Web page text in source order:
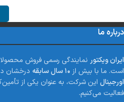
درباره ما
ایران ویکتور نمایندگی رسمی فروش
است. ما با بیش از ۱۰ سال سابقه درخشان
اورجینال این شرکت، به عنوان یکی از
فعالیت می‌کنیم.